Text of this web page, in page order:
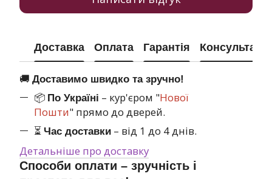
Доставка Оплата Гарантія Консультація
🚚 Доставимо швидко та зручно!
📦 По Україні – кур'єром "Нової
Пошти" прямо до дверей.
⏳ Час доставки – від 1 до 4 днів.
Детальніше про доставку
Способи оплати – зручність і